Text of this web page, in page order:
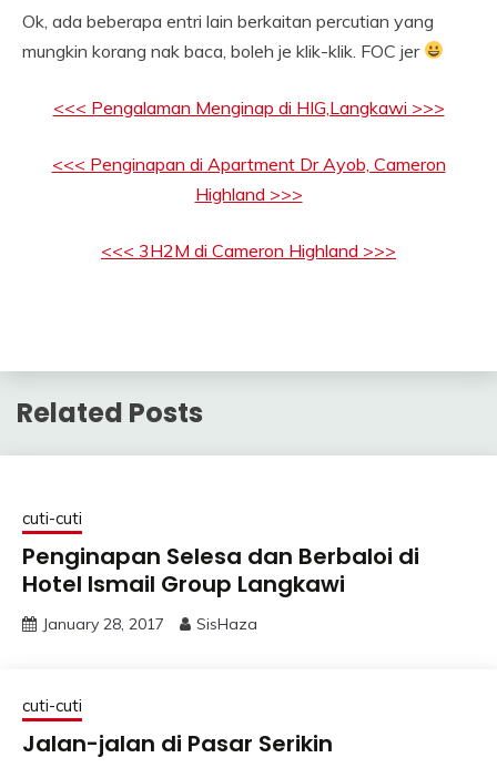
Ok, ada beberapa entri lain berkaitan percutian yang
mungkin korang nak baca, boleh je klik-klik. FOC jer
<<< Pengalaman Menginap di HIG,Langkawi >>>
<<< Penginapan di Apartment Dr Ayob, Cameron
Highland >>>
<<< 3H2M di Cameron Highland >>>
Related Posts
cuti-cuti
Penginapan Selesa dan Berbaloi di
Hotel Ismail Group Langkawi
January 28, 2017 SisHaza
cuti-cuti
Jalan-jalan di Pasar Serikin